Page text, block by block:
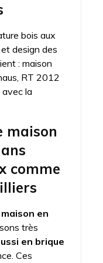
bois aux
design des
: maison
RT 2012
la
maison
comme
maison en
très
en brique
Ces